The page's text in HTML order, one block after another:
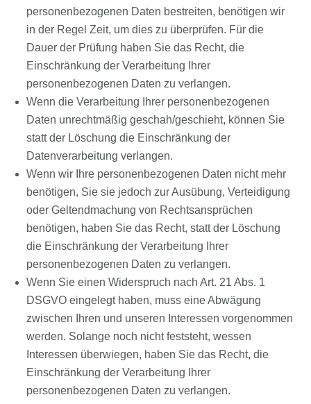
personenbezogenen Daten bestreiten, benötigen wir
in der Regel Zeit, um dies zu überprüfen. Für die
Dauer der Prüfung haben Sie das Recht, die
Einschränkung der Verarbeitung Ihrer
personenbezogenen Daten zu verlangen.
Wenn die Verarbeitung Ihrer personenbezogenen
Daten unrechtmäßig geschah/geschieht, können Sie
statt der Löschung die Einschränkung der
Datenverarbeitung verlangen.
Wenn wir Ihre personenbezogenen Daten nicht mehr
benötigen, Sie sie jedoch zur Ausübung, Verteidigung
oder Geltendmachung von Rechtsansprüchen
benötigen, haben Sie das Recht, statt der Löschung
die Einschränkung der Verarbeitung Ihrer
personenbezogenen Daten zu verlangen.
Wenn Sie einen Widerspruch nach Art. 21 Abs. 1
DSGVO eingelegt haben, muss eine Abwägung
zwischen Ihren und unseren Interessen vorgenommen
werden. Solange noch nicht feststeht, wessen
Interessen überwiegen, haben Sie das Recht, die
Einschränkung der Verarbeitung Ihrer
personenbezogenen Daten zu verlangen.